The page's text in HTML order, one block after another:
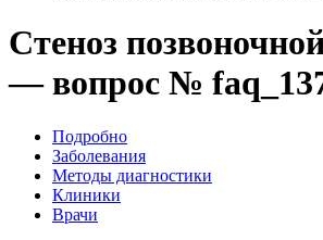
Стеноз
— вопрос №
Подробно
Заболевания
Методы диагностики
Клиники
Врачи